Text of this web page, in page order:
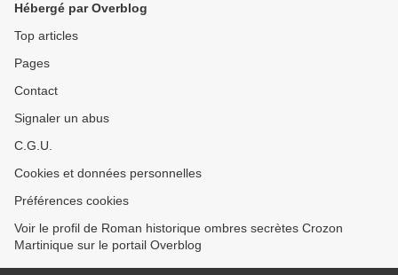
Hébergé par Overblog
Top articles
Pages
Contact
Signaler un abus
C.G.U.
Cookies et données personnelles
Préférences cookies
Voir le profil de Roman historique ombres secrètes Crozon
Martinique sur le portail Overblog